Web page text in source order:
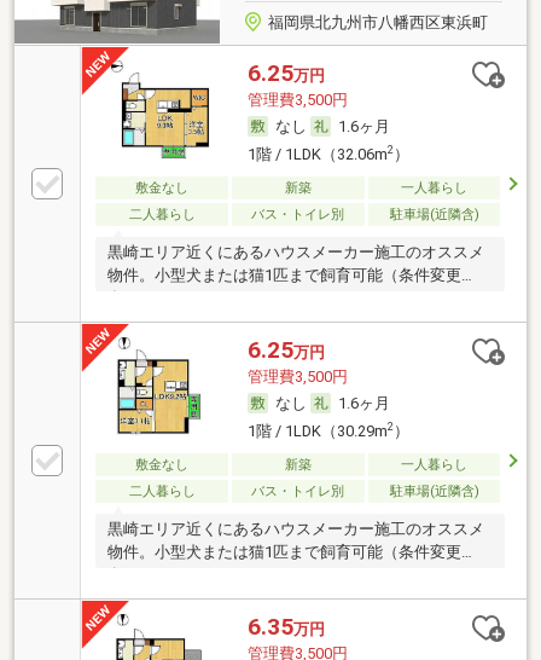
福岡県北九州市八幡西区東浜町
6.25万円
管理費3,500円
なし
1.6ヶ月
1階 / 1LDK（32.06m2）
敷金なし 新築
一人暮らし
二人暮らし
バス・トイレ別 駐車場(近隣含)
黒崎エリア近くにあるハウスメーカー施工のオススメ
物件。小型犬または猫1匹まで飼育可能（条件変更
6.25万円
管理費3,500円
なし
1.6ヶ月
1階 / 1LDK（30.29m2）
敷金なし 新築
一人暮らし
二人暮らし
バス・トイレ別 駐車場(近隣含)
黒崎エリア近くにあるハウスメーカー施工のオススメ
物件。小型犬または猫1匹まで飼育可能（条件変更
6.35万円
管理費3,500円